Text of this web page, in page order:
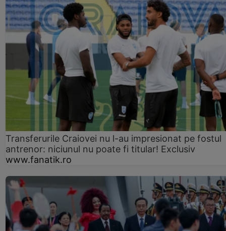
Transferurile Craiovei nu l-au impresionat pe fostul
antrenor: niciunul nu poate fi titular! Exclusiv
www.fanatik.ro